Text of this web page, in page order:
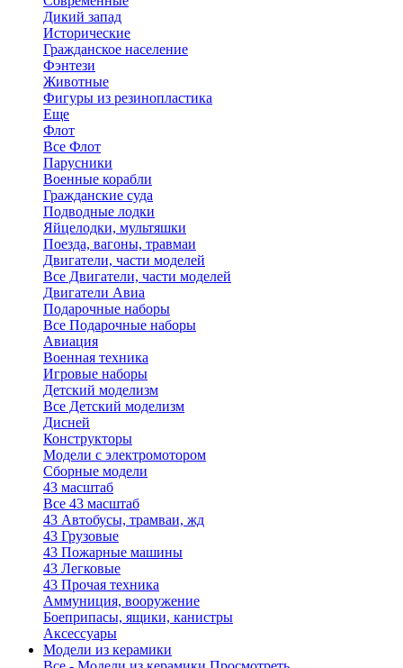
Дикий запад
Исторические
Гражданское население
Фэнтези
Животные
Фигуры из резинопластика
Еще
Флот
Все Флот
Парусники
Военные корабли
Гражданские суда
Подводные лодки
Яйцелодки, мультяшки
Поезда, вагоны, травмаи
Двигатели, части моделей
Все Двигатели, части моделей
Двигатели Авиа
Подарочные наборы
Все Подарочные наборы
Авиация
Военная техника
Игровые наборы
Детский моделизм
Все Детский моделизм
Дисней
Конструкторы
Модели с электромотором
Сборные модели
43 масштаб
Все 43 масштаб
43 Автобусы, трамваи, жд
43 Грузовые
43 Пожарные машины
43 Легковые
43 Прочая техника
Аммуниция, вооружение
Боеприпасы, ящики, канистры
Аксессуары
Модели из керамики